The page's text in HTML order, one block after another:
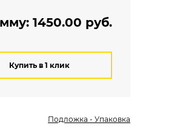
1450.00 руб.
Купить в 1 клик
Подложка - Упаковка